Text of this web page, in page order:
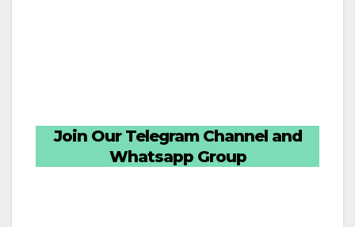
Join Our Telegram Channel and
Whatsapp Group